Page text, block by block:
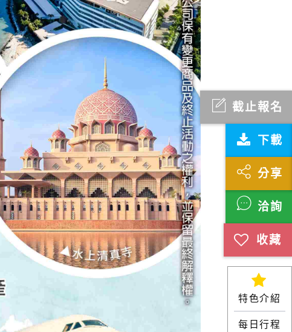
截止報名
下載
分享
洽詢
特色介紹
每日行程